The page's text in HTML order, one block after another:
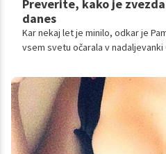
Preverite, kako je
danes
Kar nekaj let je minilo, odkar je
vsem svetu očarala v nadaljevanki
mladostna tudi pri svojih 45 letih.